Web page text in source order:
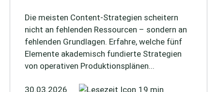
Die meisten Content-Strategien scheitern
nicht an fehlenden Ressourcen – sondern an
fehlenden Grundlagen. Erfahre, welche fünf
Elemente akademisch fundierte Strategien
von operativen Produktionsplänen...
30.03.2026 19 min